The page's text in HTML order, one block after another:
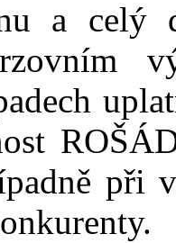
a celý
při